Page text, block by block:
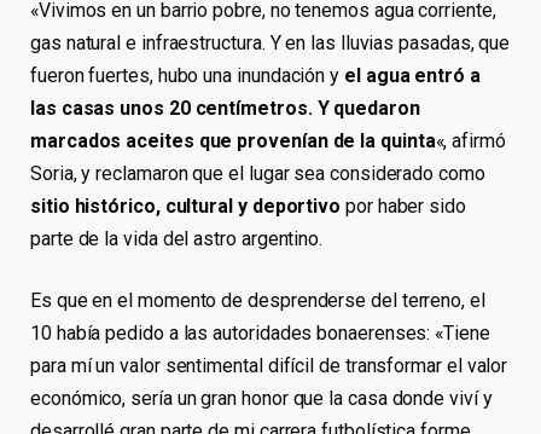
«Vivimos en un barrio pobre, no tenemos agua corriente,
gas natural e infraestructura. Y en las lluvias pasadas, que
fueron fuertes, hubo una inundación y el agua entró a
las casas unos 20 centímetros. Y quedaron
marcados aceites que provenían de la quinta«, afirmó
Soria, y reclamaron que el lugar sea considerado como
sitio histórico, cultural y deportivo por haber sido
parte de la vida del astro argentino.
Es que en el momento de desprenderse del terreno, el
10 había pedido a las autoridades bonaerenses: «Tiene
para mí un valor sentimental difícil de transformar el valor
económico, sería un gran honor que la casa donde viví y